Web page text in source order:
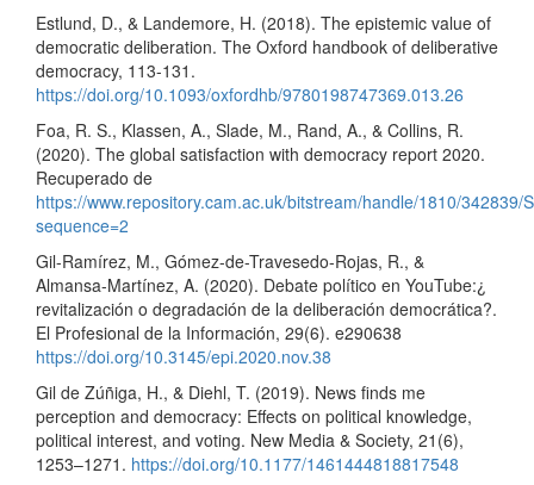
Estlund, D., & Landemore, H. (2018). The epistemic value of
democratic deliberation. The Oxford handbook of deliberative
democracy, 113-131.
https://doi.org/10.1093/oxfordhb/9780198747369.013.26
Foa, R. S., Klassen, A., Slade, M., Rand, A., & Collins, R.
(2020). The global satisfaction with democracy report 2020.
Recuperado de
https://www.repository.cam.ac.uk/bitstream/handle/1810/
sequence=2
Gil-Ramírez, M., Gómez-de-Travesedo-Rojas, R., &
Almansa-Martínez, A. (2020). Debate político en YouTube:¿
revitalización o degradación de la deliberación democrática?.
El Profesional de la Información, 29(6). e290638
https://doi.org/10.3145/epi.2020.nov.38
Gil de Zúñiga, H., & Diehl, T. (2019). News finds me
perception and democracy: Effects on political knowledge,
political interest, and voting. New Media & Society, 21(6),
1253–1271. https://doi.org/10.1177/1461444818817548